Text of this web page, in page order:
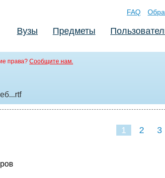
FAQ
Вузы Предметы
права? Сообщите нам.
.rtf
1 2 3